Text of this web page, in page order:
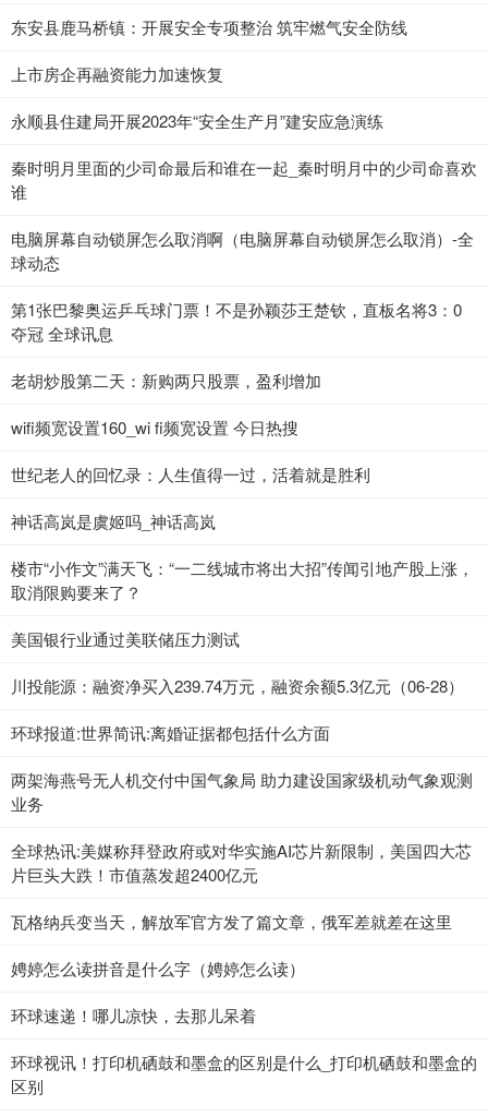
东安县鹿马桥镇：开展安全专项整治 筑牢燃气安全防线
上市房企再融资能力加速恢复
永顺县住建局开展2023年“安全生产月”建安应急演练
秦时明月里面的少司命最后和谁在一起_秦时明月中的少司命喜欢
谁
电脑屏幕自动锁屏怎么取消啊（电脑屏幕自动锁屏怎么取消）-全
球动态
第1张巴黎奥运乒乓球门票！不是孙颖莎王楚钦，直板名将3：0
夺冠 全球讯息
老胡炒股第二天：新购两只股票，盈利增加
wifi频宽设置160_wi fi频宽设置 今日热搜
世纪老人的回忆录：人生值得一过，活着就是胜利
神话高岚是虞姬吗_神话高岚
楼市“小作文”满天飞：“一二线城市将出大招”传闻引地产股上涨，
取消限购要来了？
美国银行业通过美联储压力测试
川投能源：融资净买入239.74万元，融资余额5.3亿元（06-28）
环球报道:世界简讯:离婚证据都包括什么方面
两架海燕号无人机交付中国气象局 助力建设国家级机动气象观测
业务
全球热讯:美媒称拜登政府或对华实施AI芯片新限制，美国四大芯
片巨头大跌！市值蒸发超2400亿元
瓦格纳兵变当天，解放军官方发了篇文章，俄军差就差在这里
娉婷怎么读拼音是什么字（娉婷怎么读）
环球速递！哪儿凉快，去那儿呆着
环球视讯！打印机硒鼓和墨盒的区别是什么_打印机硒鼓和墨盒的
区别